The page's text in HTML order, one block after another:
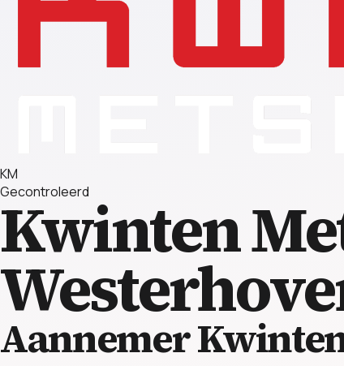
KM
Gecontroleerd
Kwinten
Aannemer